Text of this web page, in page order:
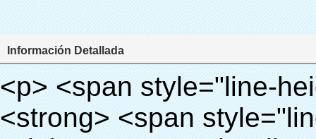
Información Detallada
<p> <span style="line-height: 24px; font-size: 16px;"> <strong> <span style="line-height: 27px; font-family: Arial;"> <span style="line-height: 24px;"> Nombre del producto: automático máquina de la cubierta </span> </span> </strong> </span> </p> <p> <span style="line-height: 24px; font-size: 16px;"> <strong> </strong> <strong> <span style="line-height: 24px; font-family: Arial;"> Modelo no.: XT-46B (i) </span> </strong> </span> </p> <p>&nbsp;&nbsp;</p> <div id="ali-anchor-AliPostDhMb-e46fe" style="padding-top: 8px; background-color: #f5f5f5;" data-section="AliPostDhMb-e46fe" data-section-title="Product Uses"> <div id="ali-title-AliPostDhMb-e46fe" style="padding: 8px 0px; border-bottom-style: solid;"> <span style="background-color: #ddd; color: #333; font-weight: bold; padding: 8px 10px; line-height: 12px;"> Producto utiliza </span> </div> <div style="padding: 10px 0px;"> <p>&nbsp;<img src="http://i03.i.aliimg.com/simg/single/icon/placeholder_100x100.png" data-src="http://g01.s.alicdn.com/kf/HTB1PdJsIVXXXXXwXFXXq6xXFXXXp/200852200/HTB1PdJsIVXXXXXwXFXXq6xXFXXXp.jpg" data-alt="Alta calidad quirúrgica equipo zapatos cubierta envoltura para médica" width="700" ori-width="800" ori-height="922" /> <noscript><img src="http://g01.s.alicdn.com/kf/HTB1PdJsIVXXXXXwXFXXq6xXFXXXp/200852200/HTB1PdJsIVXXXXXwXFXXq6xXFXXXp.jpg" alt="Alta calidad quirúrgica equipo zapatos cubierta envoltura para médica" width="700" ori-width="800" ori-height="922"></noscript> </p> <p>&nbsp;</p> <p><img src="http://i03.i.aliimg.com/simg/single/icon/placeholder_100x100.png" data-src="http://g03.s.alicdn.com/kf/HTB1dGKSHVXXXXX5XXXXq6xXFXXXf/200852200/HTB1dGKSHVXXXXX5XXXXq6xXFXXXf.jpg" width="700" /> <noscript><img src="http://g03.s.alicdn.com/kf/HTB1dGKSHVXXXXX5XXXXq6xXFXXXf/200852200/HTB1dGKSHVXXXXX5XXXXq6xXFXXXf.jpg" width="700"></noscript> </p> </div> </div> <p>&nbsp;</p> <p>&nbsp;</p> <div id="ali-anchor-AliPostDhMb-te3xv" style="padding-top: 8px;" data-section="AliPostDhMb-te3xv" data-section-title="Technology"> <div id="ali-title-AliPostDhMb-te3xv" style="padding: 8px 0px; border-bottom-style: solid;"> <span style="background-color: #ddd; color: #333; font-weight: bold; padding: 8px 10px; line-height: 12px;"> Tecnología </span> </div> <div style="padding: 10px 0px;"> <p>&nbsp; <span style="line-height: normal; font-size: 14px; font-family: Arial;"> Esta máquina de la cubierta automática utiliza el principio de que <span style="line-height: 21px; color: #0000ff;"> <strong> <span style="line-height: 21px; color: #99cc00;"> <em> T </em> </span> </strong> </span> </span> <strong> <span style="line-height: 21px; color: #99cc00;"> <em> <span style="line-height: normal; font-family: Arial;"> Hermo film retráctil se reducirá en </span> </em> </span> </strong> </p> <p> <span style="line-height: 21px; font-size: 14px;"> <strong> <em> <span style="line-height: normal; font-family: Arial; color: #99cc00;"> Temperatura adecuada </span> </em> </strong> <span style="line-height: normal; font-family: Arial;"> <strong> <em> <span style="line-height: 21px; color: #99cc00;"> . </span> </em> </strong> Tecnología diferente de otros cubierta del zapato </span> <span style="line-height: normal; font-family: Arial;"> Máquina </span> <span style="line-height: normal; font-family: Arial;"> . </span> </span> </p> <p> <span style="line-height: 21px; font-size: 14px;"> <span style="line-height: normal; font-family: Arial;"> Puede <span style="line-height: 21px; color: #0000ff;"> </span> </span> <em> <span style="line-height: normal; font-weight: bold; font-family: Arial; color: #99cc00;"> Automáticamente </span> </em> <span style="line-height: normal; font-family: Arial;"> <em> <span style="line-height: 21px; color: #99cc00;"> </span> </em> Salidas y corta la película de PVC y </span> <em> <span style="line-height: normal; font-weight: bold; font-family: Arial; color: #99cc00;"> Proporcionar aire caliente. </span> </em> </span> </p> <p><br> <strong> <span style="line-height: 21px; font-size: 14px;"> <span style="line-height: normal; font-family: Arial;"> Que </span> <span style="line-height: 18px;"> <span style="line-height: normal; font-family: Arial;"> Sólo toma tres </span> </span> <span style="line-height: normal; font-family: Arial;"> Segundos para hacer que el PVC película en zapatos